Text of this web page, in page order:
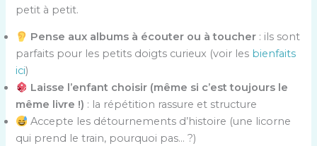
petit à petit.
Pense aux albums à écouter ou à toucher : ils sont
parfaits pour les petits doigts curieux (voir les bienfaits
ici)
Laisse l’enfant choisir (même si c’est toujours le
même livre !) : la répétition rassure et structure
Accepte les détournements d’histoire (une licorne
qui prend le train, pourquoi pas… ?)